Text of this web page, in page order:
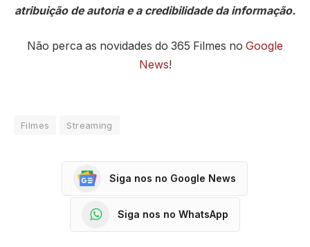
atribuição de autoria e a credibilidade da informação.
Não perca as novidades do 365 Filmes no Google
News!
Filmes Streaming
Siga nos no Google News
Siga nos no WhatsApp